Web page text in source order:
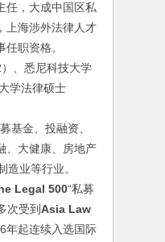
任，大成中国区私
上海涉外法律人才
职资格。
、悉尼科技大学
学法律硕士
金、投融资、
、大健康、房地产
造业等行业。
Legal 500“私募
次受到Asia Law
年起连续入选国际